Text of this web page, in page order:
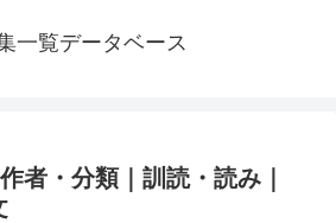
一覧データベース
者・分類｜訓読・読み｜